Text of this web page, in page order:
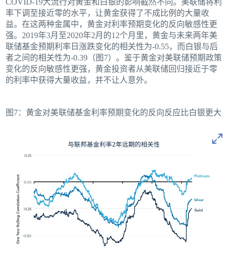
COVID-19大流行对黄金和白银的影响截然不同。美联储将利
率下调至接近零的水平，让黄金获得了不成比例的大量收
益。在这两种金属中，黄金对利率预期变化的反向敏感性更
强。2019年3月至2020年2月的12个月里，黄金与未来两年美
联储基金预期利率日涨跌变化的相关性为-0.55，而白银与后
者之间的相关性为-0.39（图7）。鉴于黄金对美联储预期政策
变化的反向敏感性更强，黄金投资者从美联储回归接近于零
的利率中获得大量收益，并不让人意外。
图7：黄金对美联储基金利率预期变化的反向反应比白银更大